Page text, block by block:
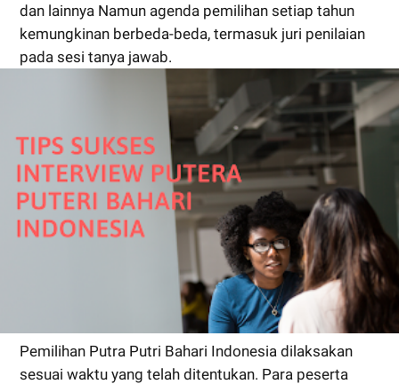
dan lainnya Namun agenda pemilihan setiap tahun
kemungkinan berbeda-beda, termasuk juri penilaian
pada sesi tanya jawab.
Pemilihan Putra Putri Bahari Indonesia dilaksakan
sesuai waktu yang telah ditentukan. Para peserta